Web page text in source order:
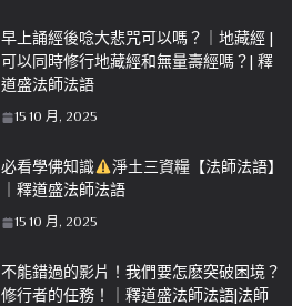
早上誦經後唸大悲咒可以嗎？｜地藏經 |
可以同時修行地藏經和無量壽經嗎？| 釋
道盛法師法語
15 10 月, 2025
必看學佛知識
淨土三資糧【法師法語】
｜釋道盛法師法語
15 10 月, 2025
不能錯過的影片！我們要怎麽突破困境？
修行者的任務！｜釋道盛法師法語|法師